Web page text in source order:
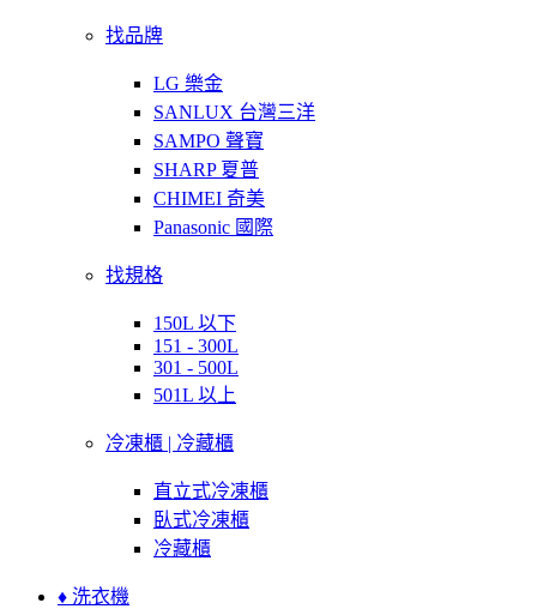
找品牌
LG 樂金
SANLUX 台灣三洋
SAMPO 聲寶
SHARP 夏普
CHIMEI 奇美
Panasonic 國際
找規格
150L 以下
151 - 300L
301 - 500L
501L 以上
冷凍櫃 | 冷藏櫃
直立式冷凍櫃
臥式冷凍櫃
冷藏櫃
♦ 洗衣機